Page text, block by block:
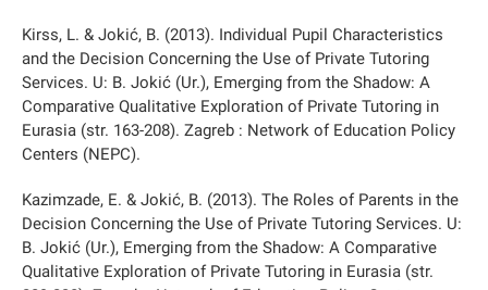
Kirss, L. & Jokić, B. (2013). Individual Pupil Characteristics
and the Decision Concerning the Use of Private Tutoring
Services. U: B. Jokić (Ur.), Emerging from the Shadow: A
Comparative Qualitative Exploration of Private Tutoring in
Eurasia (str. 163-208). Zagreb : Network of Education Policy
Centers (NEPC).
Kazimzade, E. & Jokić, B. (2013). The Roles of Parents in the
Decision Concerning the Use of Private Tutoring Services. U:
B. Jokić (Ur.), Emerging from the Shadow: A Comparative
Qualitative Exploration of Private Tutoring in Eurasia (str.